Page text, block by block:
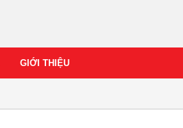
GIỚI THIỆU